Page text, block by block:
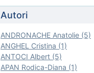
Autori
ANDRONACHE Anatolie (5)
ANGHEL Cristina (1)
ANTOCI Albert (5)
APAN Rodica-Diana (1)